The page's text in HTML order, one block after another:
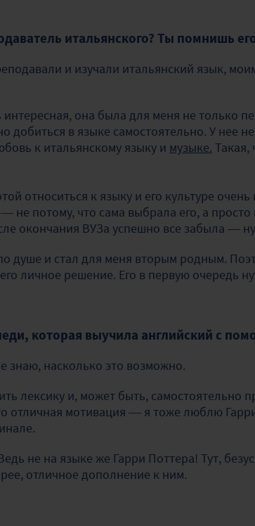
итальянского? Ты помнишь
и изучали итальянский язык,
она была для меня не только
добиться в языке самостоятельно. У нее
к итальянскому языку и музыке. Такая,
относиться к языку и его культуре
не потому, что сама выбрала его, а просто
окончания ВУЗа успешно все забыла —
душе и стал для меня вторым родным.
личное решение. Его в первую очередь
которая выучила английский с
насколько это возможно.
лексику и, может быть, самостоятельно
отличная мотивация — я тоже люблю
не на языке же Гарри Поттера! Тут,
отличное дополнение к ним.